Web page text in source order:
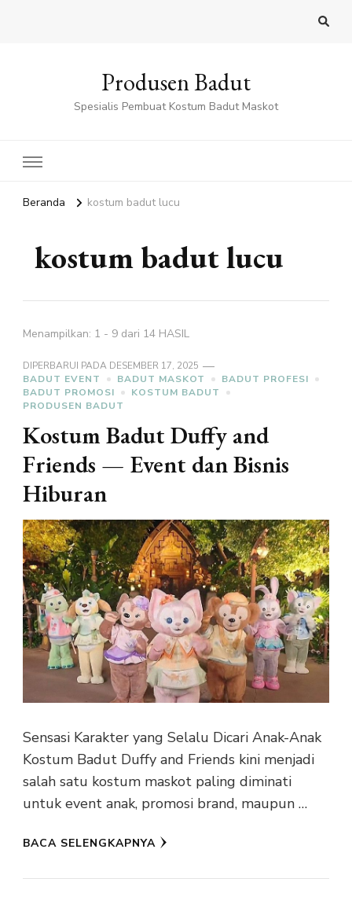
Produsen Badut
Spesialis Pembuat Kostum Badut Maskot
Beranda kostum badut lucu
kostum badut lucu
Menampilkan: 1 - 9 dari 14 HASIL
DIPERBARUI PADA DESEMBER 17, 2025
BADUT EVENT
BADUT MASKOT
BADUT PROFESI
BADUT PROMOSI
KOSTUM BADUT
PRODUSEN BADUT
Kostum Badut Duffy and
Friends — Event dan Bisnis
Hiburan
Sensasi Karakter yang Selalu Dicari Anak-Anak
Kostum Badut Duffy and Friends kini menjadi
salah satu kostum maskot paling diminati
untuk event anak, promosi brand, maupun …
BACA SELENGKAPNYA